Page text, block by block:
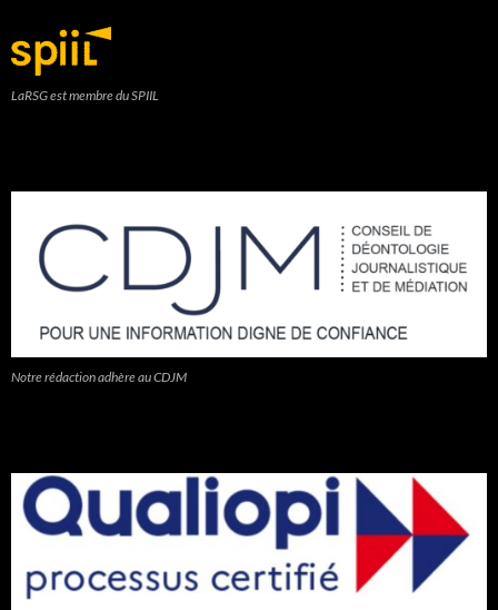
LaRSG est membre du SPIIL
Notre rédaction adhère au CDJM